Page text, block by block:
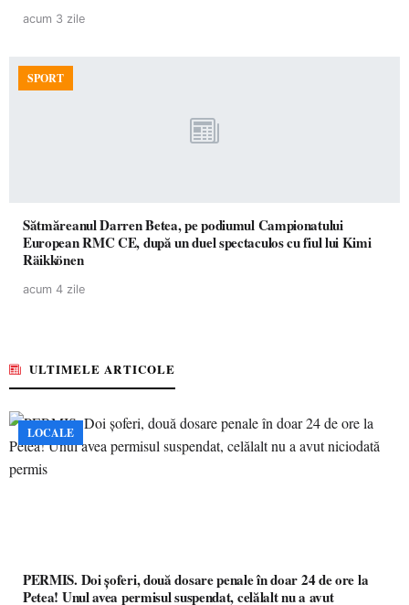
acum 3 zile
SPORT
Sătmăreanul Darren Betea, pe podiumul Campionatului
European RMC CE, după un duel spectaculos cu fiul lui Kimi
Räikkönen
acum 4 zile
ULTIMELE ARTICOLE
LOCALE
PERMIS. Doi șoferi, două dosare penale în doar 24 de ore la
Petea! Unul avea permisul suspendat, celălalt nu a avut